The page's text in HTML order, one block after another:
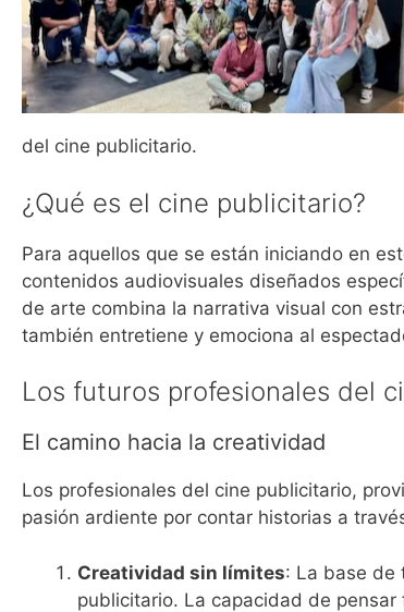
del cine publicitario.
¿Qué es el cine publicitario?
Para aquellos que se están iniciando en
contenidos audiovisuales diseñados
de arte combina la narrativa visual con
también entretiene y emociona al
Los futuros profesionales del
El camino hacia la creatividad
Los profesionales del cine publicitario,
pasión ardiente por contar historias a
Creatividad sin límites: La base de
publicitario. La capacidad de